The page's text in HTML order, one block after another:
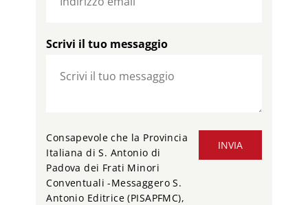
Scrivi il tuo messaggio
INVIA
Consapevole che la Provincia
Italiana di S. Antonio di
Padova dei Frati Minori
Conventuali -Messaggero S.
Antonio Editrice (PISAPFMC),